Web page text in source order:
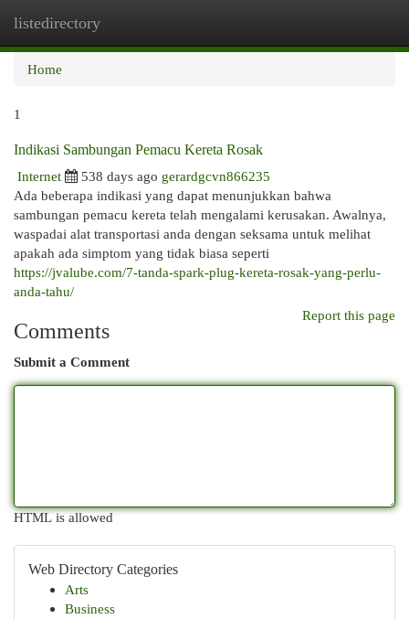
listedirectory
Home
1
Indikasi Sambungan Pemacu Kereta Rosak
Internet
538 days ago gerardgcvn866235
Ada beberapa indikasi yang dapat menunjukkan bahwa
sambungan pemacu kereta telah mengalami kerusakan. Awalnya,
waspadai alat transportasi anda dengan seksama untuk melihat
apakah ada simptom yang tidak biasa seperti
https://jvalube.com/7-tanda-spark-plug-kereta-rosak-yang-perlu-
anda-tahu/
Report this page
Comments
Submit a Comment
HTML is allowed
Web Directory Categories
Arts
Business